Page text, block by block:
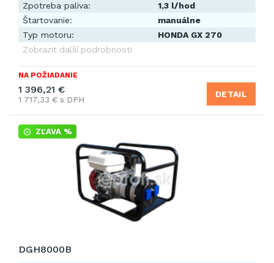
Zpotreba paliva:
1,3 l/hod
Štartovanie:
manuálne
Typ motoru:
HONDA GX 270
Zobrazit další podrobnosti
NA POŽIADANIE
1 396,21 €
1 717,33 € s DPH
DETAIL
ZĽAVA %
DGH8000B